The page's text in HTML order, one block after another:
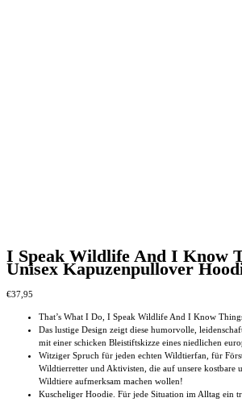
I Speak Wildlife And I Know
Unisex Kapuzenpullover
€37,95
That’s What I Do, I Speak Wildlife And I Know
Das lustige Design zeigt diese humorvolle,
mit einer schicken Bleistiftskizze eines niedlichen
Witziger Spruch für jeden echten Wildtierfan, für
Wildtierretter und Aktivisten, die auf unsere kostbare
Wildtiere aufmerksam machen wollen!
Kuscheliger Hoodie. Für jede Situation im Alltag ein